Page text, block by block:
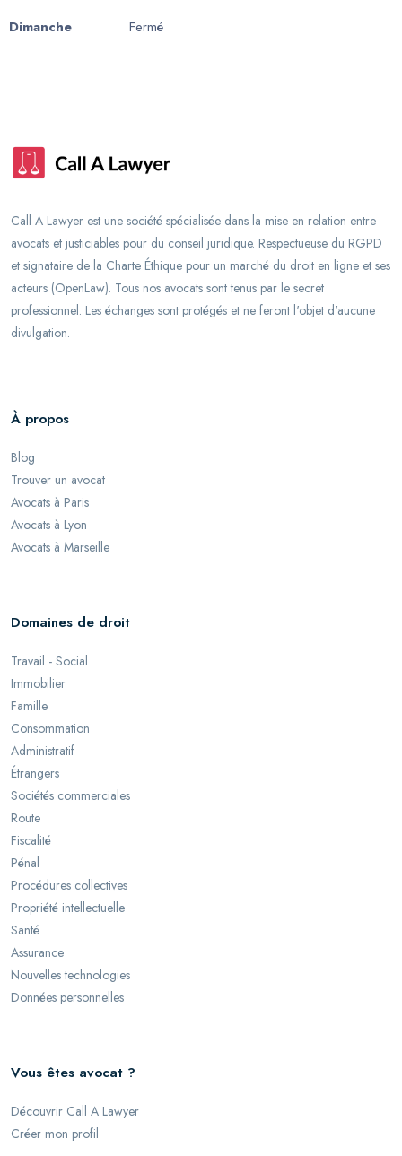
Dimanche
Fermé
Call A Lawyer est une société spécialisée dans la mise en relation entre
avocats et justiciables pour du conseil juridique. Respectueuse du RGPD
et signataire de la Charte Éthique pour un marché du droit en ligne et ses
acteurs (OpenLaw). Tous nos avocats sont tenus par le secret
professionnel. Les échanges sont protégés et ne feront l'objet d'aucune
divulgation.
À propos
Blog
Trouver un avocat
Avocats à Paris
Avocats à Lyon
Avocats à Marseille
Domaines de droit
Travail - Social
Immobilier
Famille
Consommation
Administratif
Étrangers
Sociétés commerciales
Route
Fiscalité
Pénal
Procédures collectives
Propriété intellectuelle
Santé
Assurance
Nouvelles technologies
Données personnelles
Vous êtes avocat ?
Découvrir Call A Lawyer
Créer mon profil